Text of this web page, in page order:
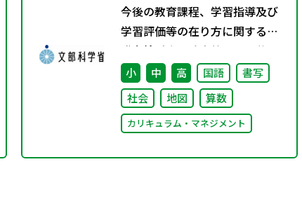
今後の教育課程、学習指導及び
学習評価等の在り方に関する有
識者検討会の論点整理を掲載し
ました
小 中 高 国語
書写
社会
地図 算数
カリキュラム・マネジメント